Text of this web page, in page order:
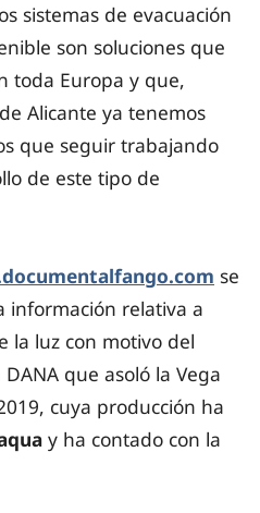
sistemas de evacuación
son soluciones que
toda Europa y que,
Alicante ya tenemos
que seguir trabajando
de este tipo de
se
información relativa a
la luz con motivo del
que asoló la Vega
cuya producción ha
y ha contado con la